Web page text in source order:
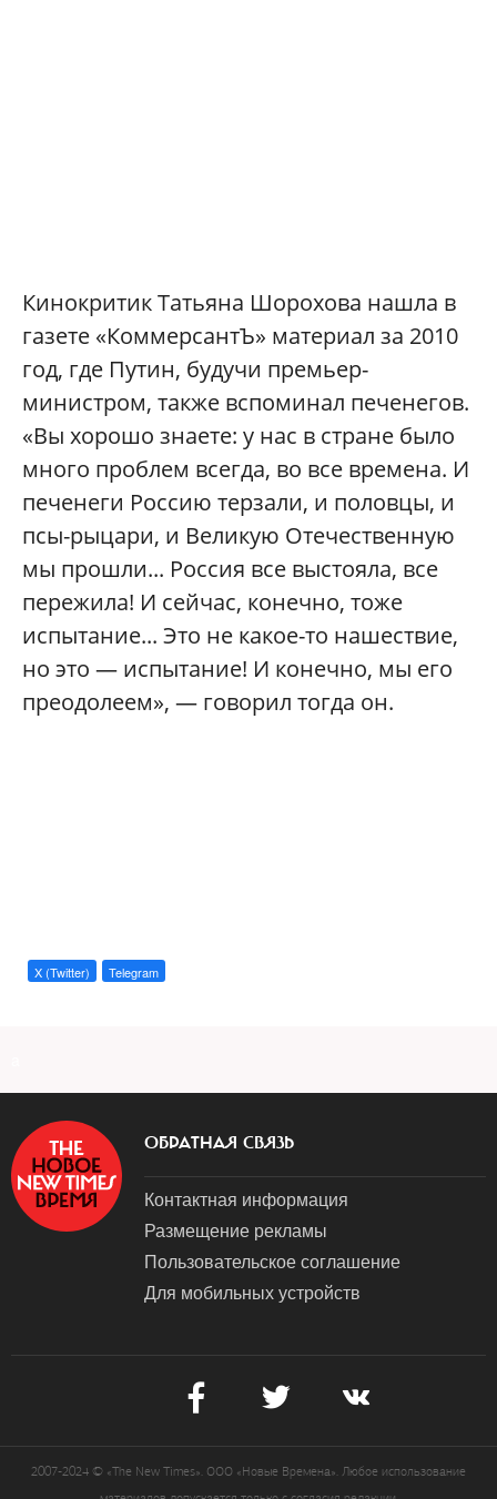
Кинокритик Татьяна Шорохова нашла в
газете «КоммерсантЪ» материал за 2010
год, где Путин, будучи премьер-
министром, также вспоминал печенегов.
«Вы хорошо знаете: у нас в стране было
много проблем всегда, во все времена. И
печенеги Россию терзали, и половцы, и
псы-рыцари, и Великую Отечественную
мы прошли... Россия все выстояла, все
пережила! И сейчас, конечно, тоже
испытание... Это не какое-то нашествие,
но это — испытание! И конечно, мы его
преодолеем», — говорил тогда он.
X (Twitter) Telegram
ОБРАТНАЯ СВЯЗЬ
Контактная информация
Размещение рекламы
Пользовательское соглашение
Для мобильных устройств
2007-2024 © «The New Times». ООО «Новые Времена». Любое использование